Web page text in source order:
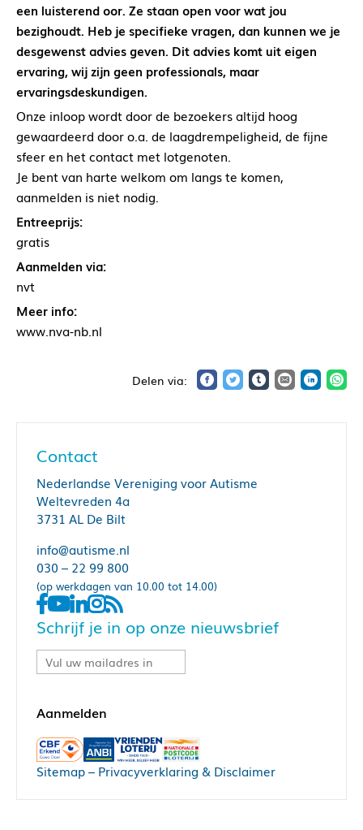
een luisterend oor. Ze staan open voor wat jou
bezighoudt. Heb je specifieke vragen, dan kunnen we je
desgewenst advies geven. Dit advies komt uit eigen
ervaring, wij zijn geen professionals, maar
ervaringsdeskundigen.
Onze inloop wordt door de bezoekers altijd hoog
gewaardeerd door o.a. de laagdrempeligheid, de fijne
sfeer en het contact met lotgenoten.
Je bent van harte welkom om langs te komen,
aanmelden is niet nodig.
Entreeprijs:
gratis
Aanmelden via:
nvt
Meer info:
www.nva-nb.nl
Contact
Nederlandse Vereniging voor Autisme
Weltevreden 4a
3731 AL De Bilt
info@autisme.nl
030 – 22 99 800
(op werkdagen van 10.00 tot 14.00)
Schrijf je in op onze nieuwsbrief
Sitemap– Privacyverklaring & Disclaimer